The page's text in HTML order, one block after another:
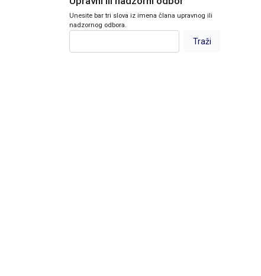
Unesite bar tri slova iz imena člana upravnog ili
nadzornog odbora.